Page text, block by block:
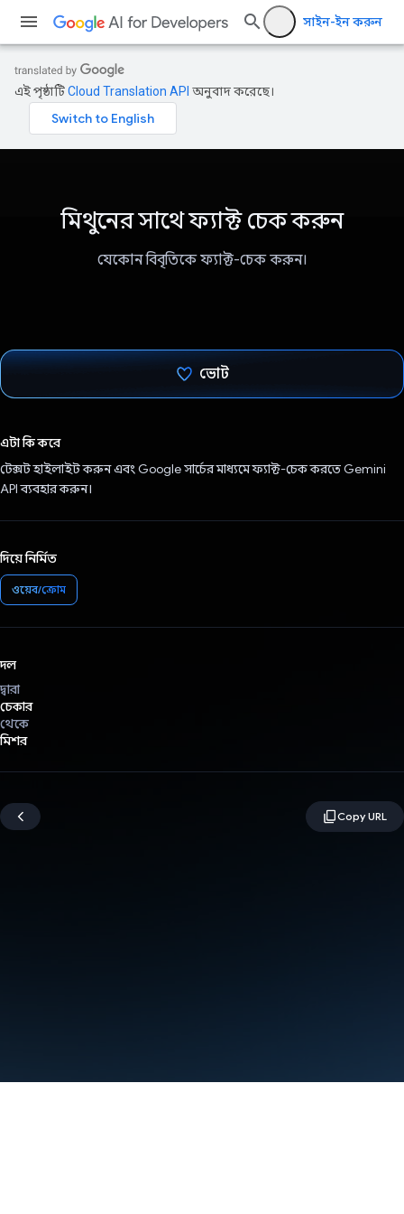
সাইন-ইন করুন
এই পৃষ্ঠাটিCloud Translation API অনুবাদ করেছে।
মিথুনের সাথে ফ্যাক্ট চেক করুন
যেকোন বিবৃতিকে ফ্যাক্ট-চেক করুন।
ভোট
এটা কি করে
টেক্সট হাইলাইট করুন এবং Google সার্চের মাধ্যমে ফ্যাক্ট-চেক করতে Gemini
API ব্যবহার করুন।
দিয়ে নির্মিত
ওয়েব/ক্রোম
দল
দ্বারা
চেকার
থেকে
মিশর